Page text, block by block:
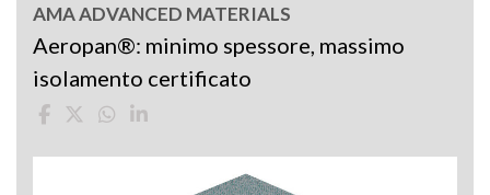
AMA ADVANCED MATERIALS
Aeropan®: minimo spessore, massimo
isolamento certificato